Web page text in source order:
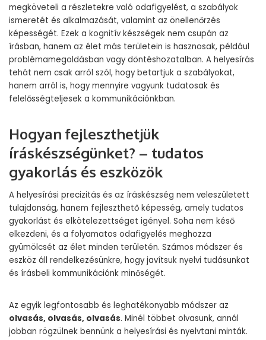
megköveteli a részletekre való odafigyelést, a szabályok
ismeretét és alkalmazását, valamint az önellenőrzés
képességét. Ezek a kognitív készségek nem csupán az
írásban, hanem az élet más területein is hasznosak, például
problémamegoldásban vagy döntéshozatalban. A helyesírás
tehát nem csak arról szól, hogy betartjuk a szabályokat,
hanem arról is, hogy mennyire vagyunk tudatosak és
felelősségteljesek a kommunikációnkban.
Hogyan fejleszthetjük
íráskészségünket? – tudatos
gyakorlás és eszközök
A helyesírási precizitás és az íráskészség nem veleszületett
tulajdonság, hanem fejleszthető képesség, amely tudatos
gyakorlást és elkötelezettséget igényel. Soha nem késő
elkezdeni, és a folyamatos odafigyelés meghozza
gyümölcsét az élet minden területén. Számos módszer és
eszköz áll rendelkezésünkre, hogy javítsuk nyelvi tudásunkat
és írásbeli kommunikációnk minőségét.
Az egyik legfontosabb és leghatékonyabb módszer az
olvasás, olvasás, olvasás. Minél többet olvasunk, annál
jobban rögzülnek bennünk a helyesírási és nyelvtani minták.